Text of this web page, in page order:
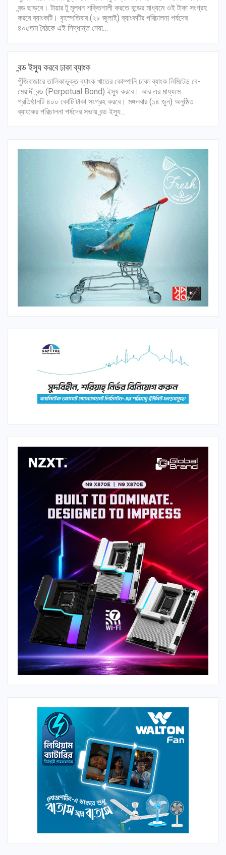
বন্ড ছাড়বে। টায়ার টু মূলধন শক্তিশালী করতে বন্ডের মাধ্যমে ওই টাকা সংগ্রহ
করবে ব্যাংকটি। বৃহস্পতিবার (২৮ জুলাই) ব্যাংকটির পরিচালনা পর্ষদের
৪০৫তম বৈঠকে এই সিদ্ধান্ত নেয়া…
বন্ড ইস্যু করবে ঢাকা ব্যাংক
পুঁজিবাজারে তালিকাভুক্ত ব্যাংক খাতের কোম্পানি ঢাকা ব্যাংক লিমিটেড বে-
মেয়াদী বন্ড (Perpetual Bond) ইস্যু করবে। আর এর মাধ্যমে
প্রতিষ্ঠানটি ৪০০ কোটি টাকা সংগ্রহ করবে। মঙ্গলবার (১৪ জুন) অনুষ্ঠিত
ব্যাংকের পরিচালনা পর্ষদের সভায় বন্ড ইস্যু…